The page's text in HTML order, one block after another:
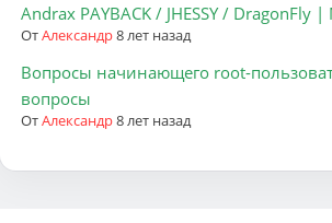
Andrax PAYBACK / JHESSY /
ОтАлександр8 лет назад
Вопросы начинающего root-
вопросы
ОтАлександр8 лет назад